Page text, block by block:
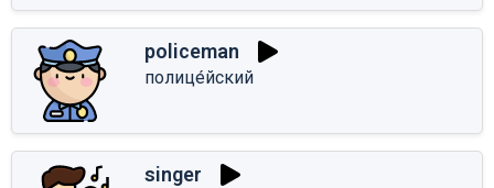
policeman
полице́йский
singer